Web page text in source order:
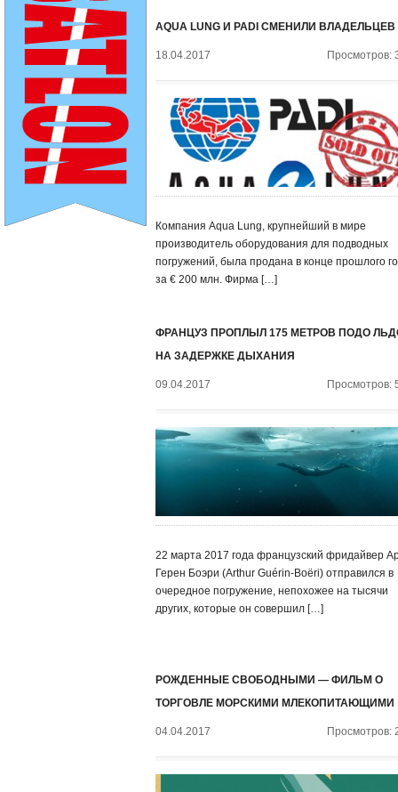
AQUA LUNG И PADI СМЕНИЛИ ВЛАДЕЛЬЦЕВ
18.04.2017 Просмотров:
Компания Aqua Lung, крупнейший в мире
производитель оборудования для подводных
погружений, была продана в конце прошлого
за € 200 млн. Фирма […]
ФРАНЦУЗ ПРОПЛЫЛ 175 МЕТРОВ ПОДО
НА ЗАДЕРЖКЕ ДЫХАНИЯ
09.04.2017 Просмотров:
22 марта 2017 года французский фридайвер
Герен Боэри (Arthur Guérin-Boëri) отправился в
очередное погружение, непохожее на тысячи
других, которые он совершил […]
РОЖДЕННЫЕ СВОБОДНЫМИ — ФИЛЬМ О
ТОРГОВЛЕ МОРСКИМИ МЛЕКОПИТАЮЩИМИ
04.04.2017 Просмотров: